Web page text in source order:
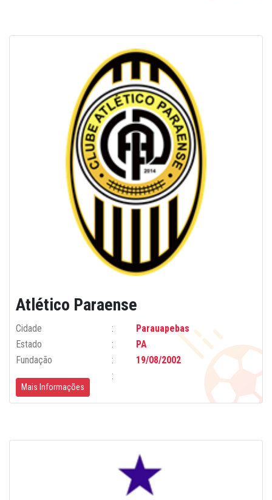
Atlético Paraense
Cidade
Parauapebas
Estado
PA
Fundação
19/08/2002
Mais Informações